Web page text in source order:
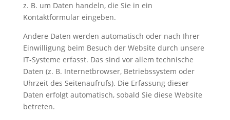
z. B. um Daten handeln, die Sie in ein
Kontaktformular eingeben.
Andere Daten werden automatisch oder nach Ihrer
Einwilligung beim Besuch der Website durch unsere
IT-Systeme erfasst. Das sind vor allem technische
Daten (z. B. Internetbrowser, Betriebssystem oder
Uhrzeit des Seitenaufrufs). Die Erfassung dieser
Daten erfolgt automatisch, sobald Sie diese Website
betreten.